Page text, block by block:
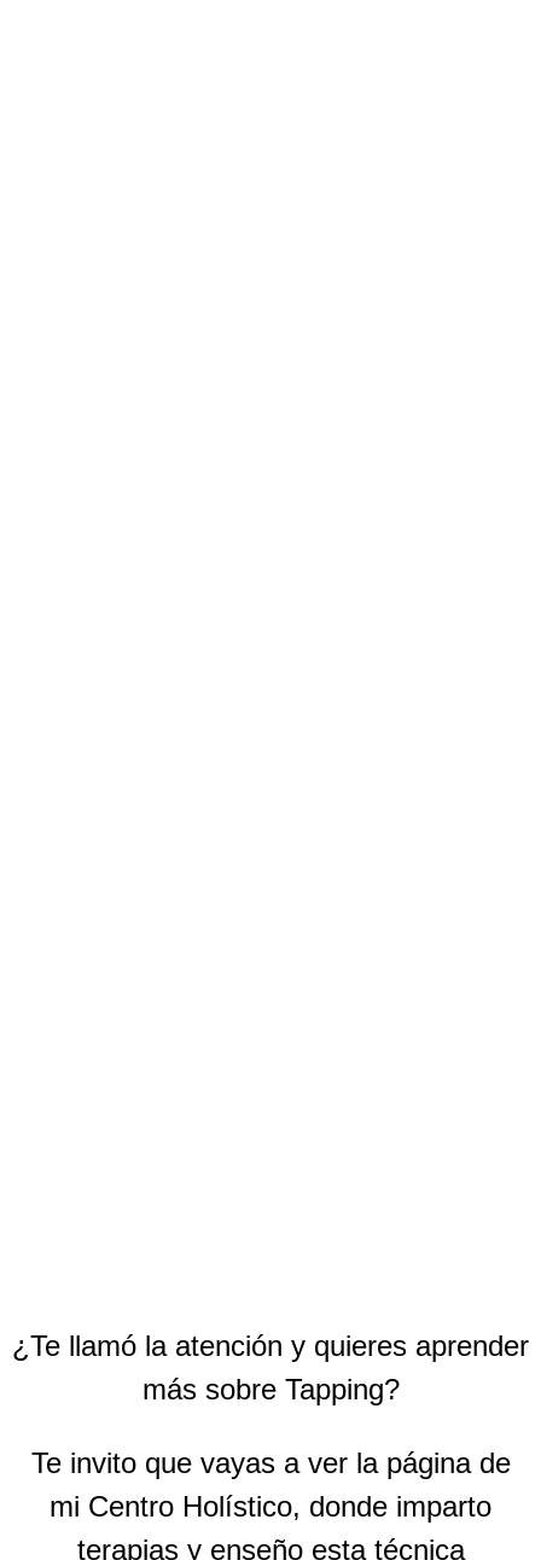
¿Te llamó la atención y quieres aprender
más sobre Tapping?
Te invito que vayas a ver la página de
mi Centro Holístico, donde imparto
terapias y enseño esta técnica